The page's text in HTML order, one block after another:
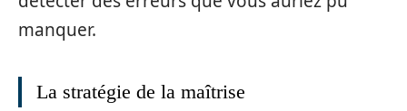
manquer.
La stratégie de la maîtrise